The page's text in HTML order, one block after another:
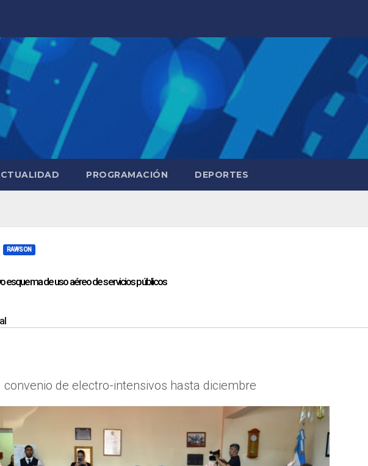
PROGRAMACIÓN DEPORTES
RAWSON
esquema de uso aéreo de servicios públicos
de electro-intensivos hasta diciembre